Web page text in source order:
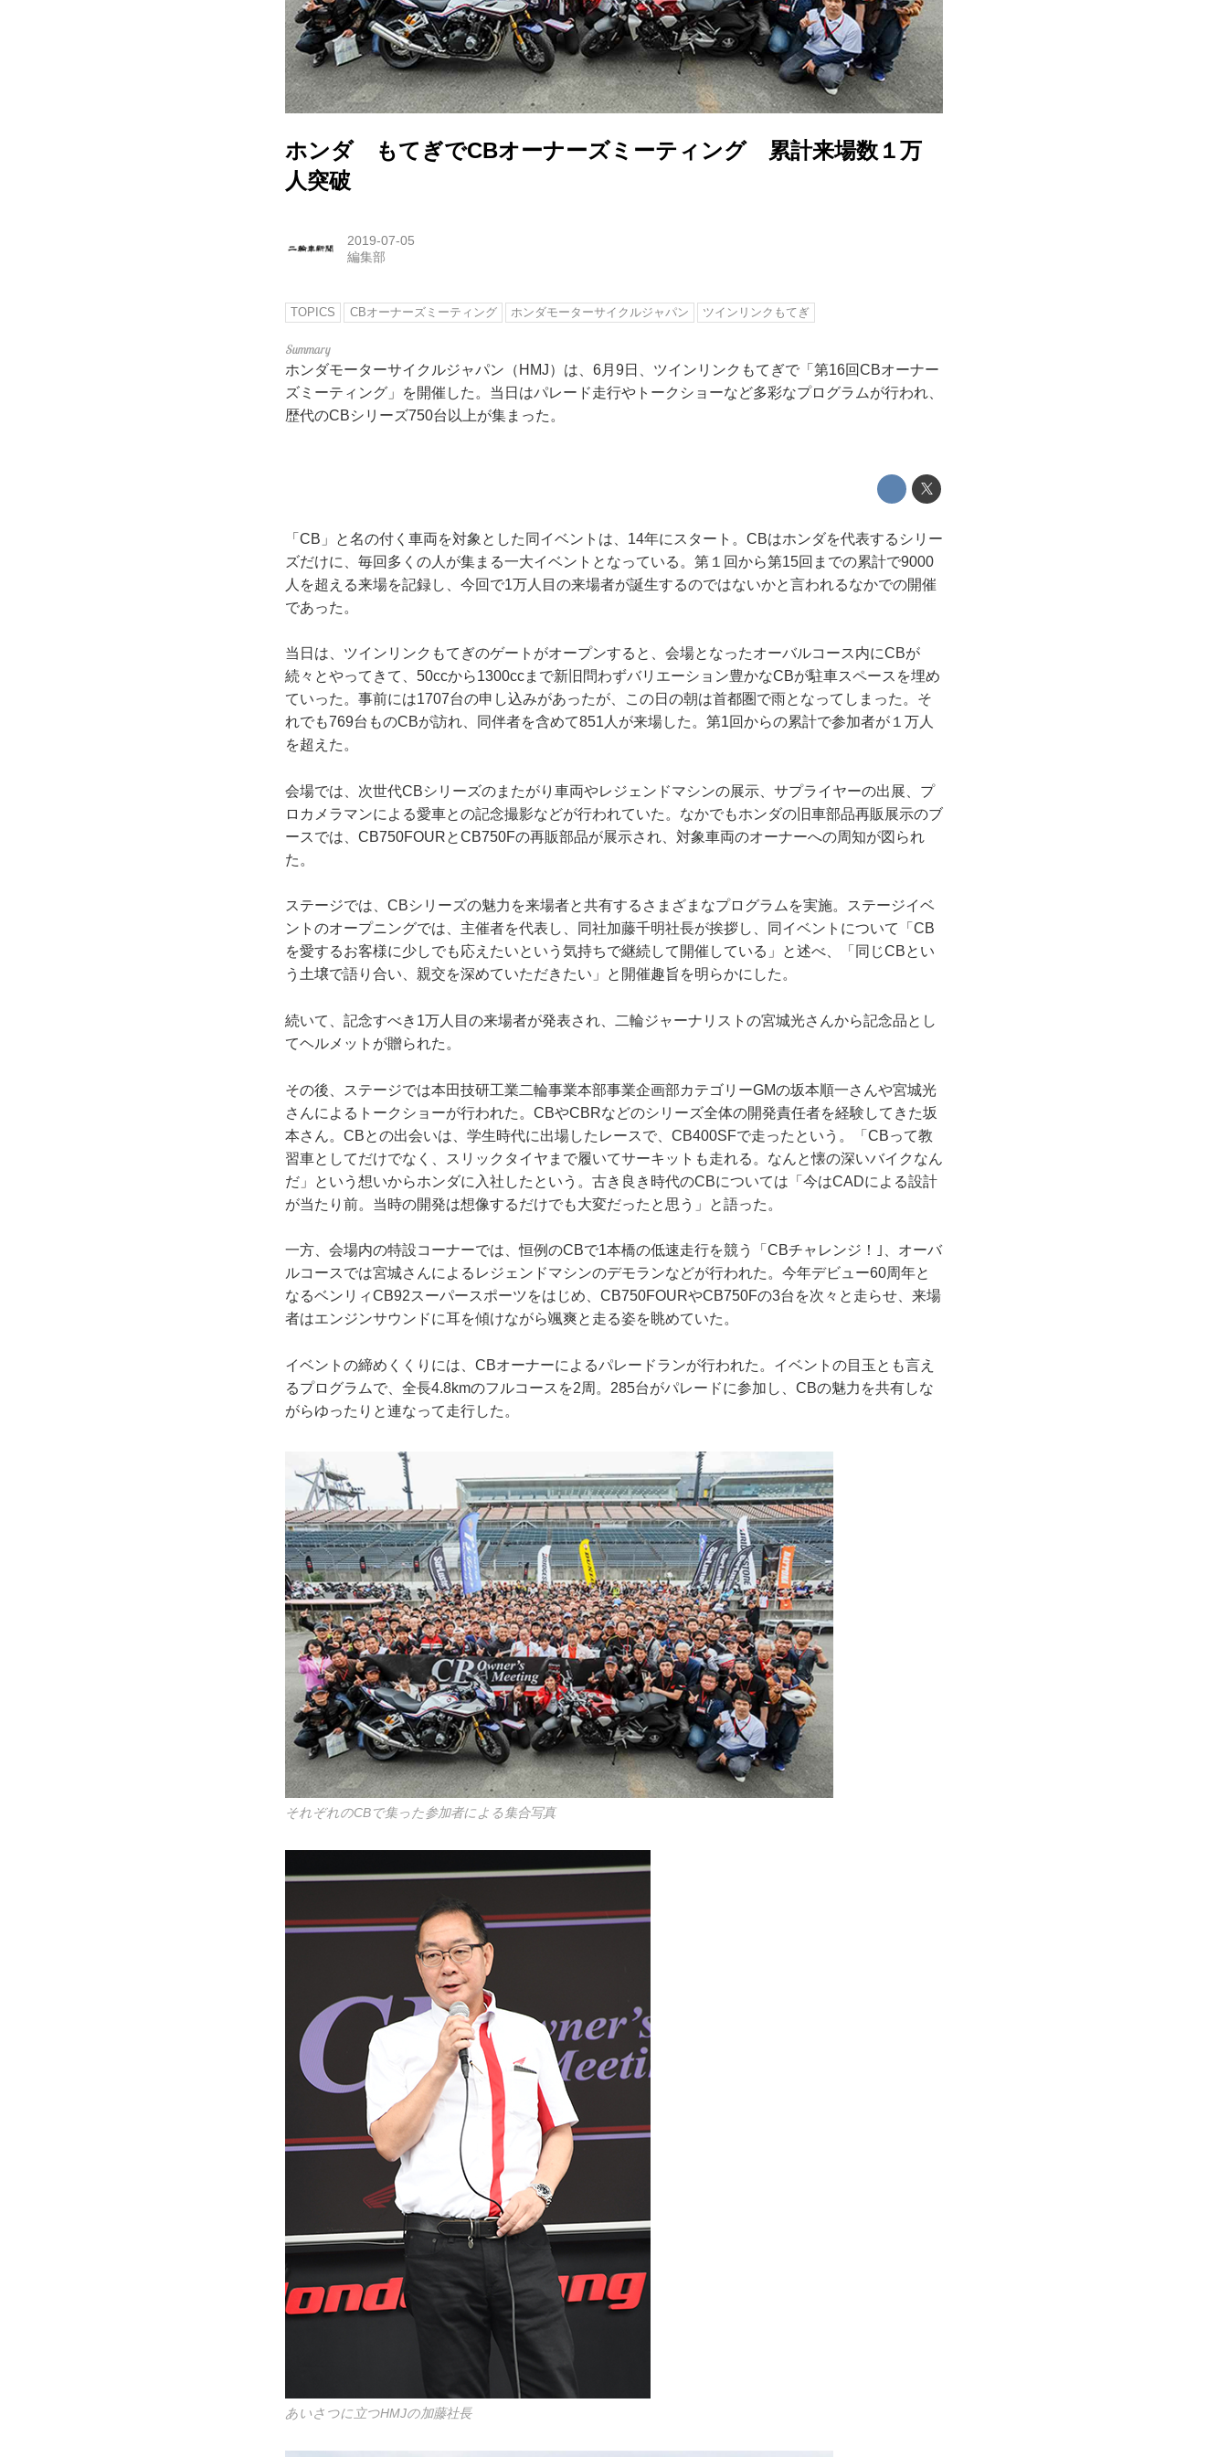
ホンダ もてぎでCBオーナーズミーティング 累計来場数１万
人突破
2019-07-05
編集部
TOPICS CBオーナーズミーティング ホンダモーターサイクルジャパン ツインリンクもてぎ
ホンダモーターサイクルジャパン（HMJ）は、6月9日、ツインリンクもてぎで「第16回CBオーナー
ズミーティング」を開催した。当日はパレード走行やトークショーなど多彩なプログラムが行われ、
歴代のCBシリーズ750台以上が集まった。
「CB」と名の付く車両を対象とした同イベントは、14年にスタート。CBはホンダを代表するシリー
ズだけに、毎回多くの人が集まる一大イベントとなっている。第１回から第15回までの累計で9000
人を超える来場を記録し、今回で1万人目の来場者が誕生するのではないかと言われるなかでの開催
であった。
当日は、ツインリンクもてぎのゲートがオープンすると、会場となったオーバルコース内にCBが
続々とやってきて、50ccから1300ccまで新旧問わずバリエーション豊かなCBが駐車スペースを埋め
ていった。事前には1707台の申し込みがあったが、この日の朝は首都圏で雨となってしまった。そ
れでも769台ものCBが訪れ、同伴者を含めて851人が来場した。第1回からの累計で参加者が１万人
を超えた。
会場では、次世代CBシリーズのまたがり車両やレジェンドマシンの展示、サプライヤーの出展、プ
ロカメラマンによる愛車との記念撮影などが行われていた。なかでもホンダの旧車部品再販展示のブ
ースでは、CB750FOURとCB750Fの再販部品が展示され、対象車両のオーナーへの周知が図られ
た。
ステージでは、CBシリーズの魅力を来場者と共有するさまざまなプログラムを実施。ステージイベ
ントのオープニングでは、主催者を代表し、同社加藤千明社長が挨拶し、同イベントについて「CB
を愛するお客様に少しでも応えたいという気持ちで継続して開催している」と述べ、「同じCBとい
う土壌で語り合い、親交を深めていただきたい」と開催趣旨を明らかにした。
続いて、記念すべき1万人目の来場者が発表され、二輪ジャーナリストの宮城光さんから記念品とし
てヘルメットが贈られた。
その後、ステージでは本田技研工業二輪事業本部事業企画部カテゴリーGMの坂本順一さんや宮城光
さんによるトークショーが行われた。CBやCBRなどのシリーズ全体の開発責任者を経験してきた坂
本さん。CBとの出会いは、学生時代に出場したレースで、CB400SFで走ったという。「CBって教
習車としてだけでなく、スリックタイヤまで履いてサーキットも走れる。なんと懐の深いバイクなん
だ」という想いからホンダに入社したという。古き良き時代のCBについては「今はCADによる設計
が当たり前。当時の開発は想像するだけでも大変だったと思う」と語った。
一方、会場内の特設コーナーでは、恒例のCBで1本橋の低速走行を競う「CBチャレンジ！｣、オーバ
ルコースでは宮城さんによるレジェンドマシンのデモランなどが行われた。今年デビュー60周年と
なるベンリィCB92スーパースポーツをはじめ、CB750FOURやCB750Fの3台を次々と走らせ、来場
者はエンジンサウンドに耳を傾けながら颯爽と走る姿を眺めていた。
イベントの締めくくりには、CBオーナーによるパレードランが行われた。イベントの目玉とも言え
るプログラムで、全長4.8kmのフルコースを2周。285台がパレードに参加し、CBの魅力を共有しな
がらゆったりと連なって走行した。
それぞれのCBで集った参加者による集合写真
あいさつに立つHMJの加藤社長